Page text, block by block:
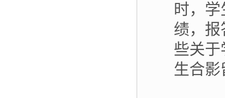
时，
绩，
些关
生合